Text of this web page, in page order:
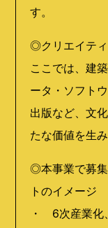
す。
◎クリエイテ
ここでは、建
ータ・ソフト
出版など、文
たな価値を生
◎本事業で募
トのイメージ
・ 6次産業化